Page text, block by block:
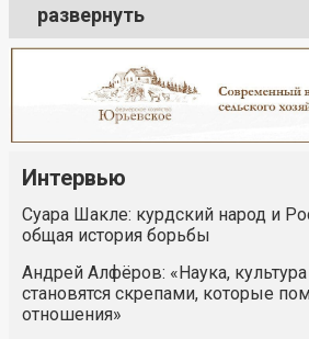
развернуть
Интервью
Суара Шакле: курдский народ и
общая история борьбы
Андрей Алфёров: «Наука,
становятся скрепами, которые
отношения»